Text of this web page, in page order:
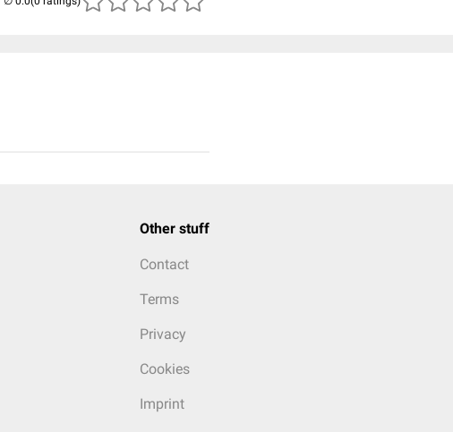
Other stuff
Contact
Terms
Privacy
Cookies
Imprint